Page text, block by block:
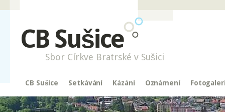
CB Sušice
Sbor Církve Bratrské v Sušici
CB Sušice Setkávání Kázání Oznámení